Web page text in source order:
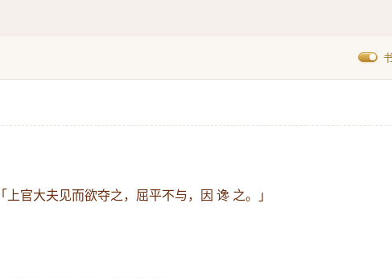
「上官大夫见而欲夺之，屈平不与，因 谗 之。」